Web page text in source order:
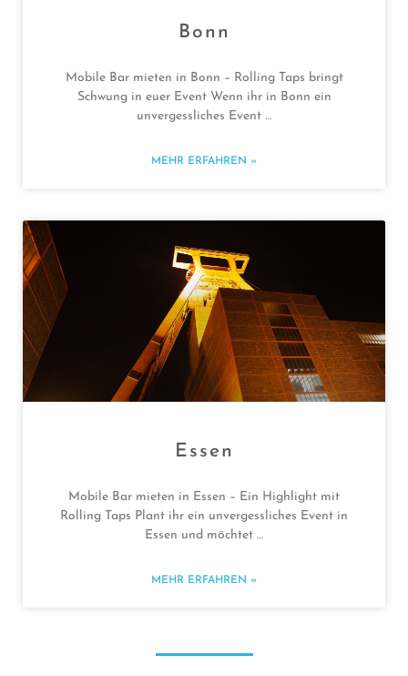
Bonn
Mobile Bar mieten in Bonn – Rolling Taps bringt
Schwung in euer Event Wenn ihr in Bonn ein
unvergessliches Event …
MEHR ERFAHREN »
Essen
Mobile Bar mieten in Essen – Ein Highlight mit
Rolling Taps Plant ihr ein unvergessliches Event in
Essen und möchtet …
MEHR ERFAHREN »